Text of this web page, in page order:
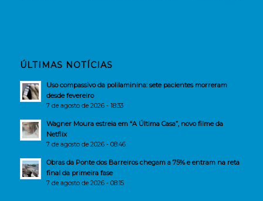
ÚLTIMAS NOTÍCIAS
Uso compassivo da polilaminina: sete pacientes morreram
desde fevereiro
7 de agosto de 2026 - 18:33
Wagner Moura estreia em “A Última Casa”, novo filme da
Netflix
7 de agosto de 2026 - 08:46
Obras da Ponte dos Barreiros chegam a 75% e entram na reta
final da primeira fase
7 de agosto de 2026 - 08:15